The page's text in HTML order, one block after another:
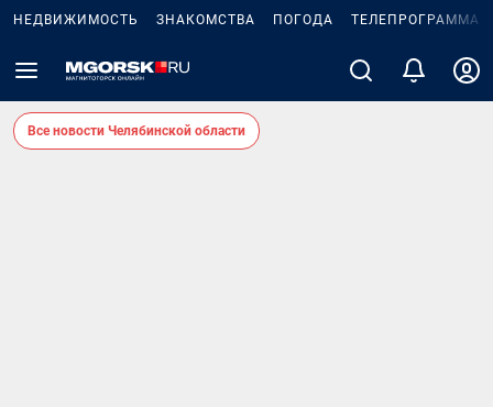
НЕДВИЖИМОСТЬ ЗНАКОМСТВА ПОГОДА ТЕЛЕПРОГРАММА
Все новости Челябинской области